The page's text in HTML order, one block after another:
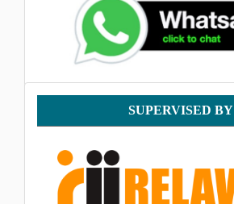
supervised
by
SUPERVISED BY